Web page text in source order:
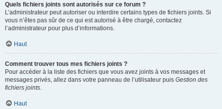
Quels fichiers joints sont autorisés sur ce forum ?
L’administrateur peut autoriser ou interdire certains types de fichiers joints. Si
vous n’êtes pas sûr de ce qui est autorisé à être chargé, contactez
l’administrateur pour plus d’informations.
Haut
Comment trouver tous mes fichiers joints ?
Pour accéder à la liste des fichiers que vous avez joints à vos messages et
messages privés, allez dans votre panneau de l’utilisateur puis Gestion des
fichiers joints.
Haut